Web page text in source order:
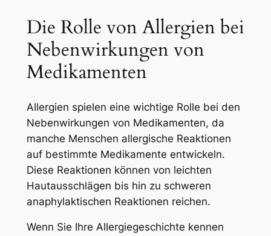
Die Rolle von Allergien bei
Nebenwirkungen von
Medikamenten
Allergien spielen eine wichtige Rolle bei den
Nebenwirkungen von Medikamenten, da
manche Menschen allergische Reaktionen
auf bestimmte Medikamente entwickeln.
Diese Reaktionen können von leichten
Hautausschlägen bis hin zu schweren
anaphylaktischen Reaktionen reichen.
Wenn Sie Ihre Allergiegeschichte kennen